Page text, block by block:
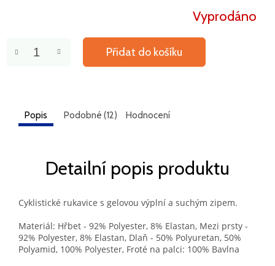
Vyprodáno
Přidat do košíku
Popis Podobné (12) Hodnocení
Detailní popis produktu
Cyklistické rukavice s gelovou výplní a suchým zipem.
Materiál: Hřbet - 92% Polyester, 8% Elastan, Mezi prsty -
92% Polyester, 8% Elastan, Dlaň - 50% Polyuretan, 50%
Polyamid, 100% Polyester, Froté na palci: 100% Bavlna